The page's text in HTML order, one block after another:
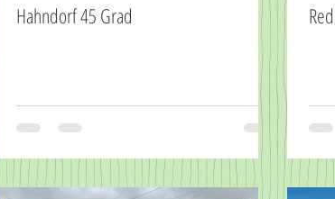
Hahndorf 45 Grad